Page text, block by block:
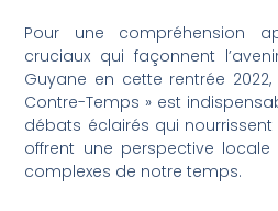
Pour une compréhension
cruciaux qui façonnent
Guyane en cette rentrée
Contre-Temps » est
débats éclairés qui
offrent une perspective locale
complexes de notre temps.